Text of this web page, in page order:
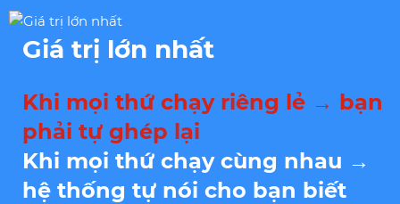
Giá trị lớn nhất
Khi mọi thứ chạy riêng lẻ → bạn
phải tự ghép lại
Khi mọi thứ chạy cùng nhau →
hệ thống tự nói cho bạn biết